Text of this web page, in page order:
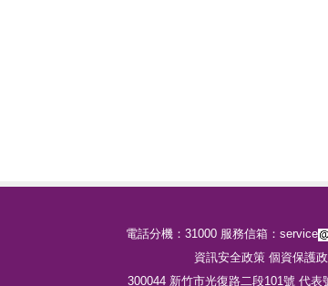
電話分機：31000 服務信箱：service
資訊安全政策 個資保護
300044 新竹市光復路二段101號 代表